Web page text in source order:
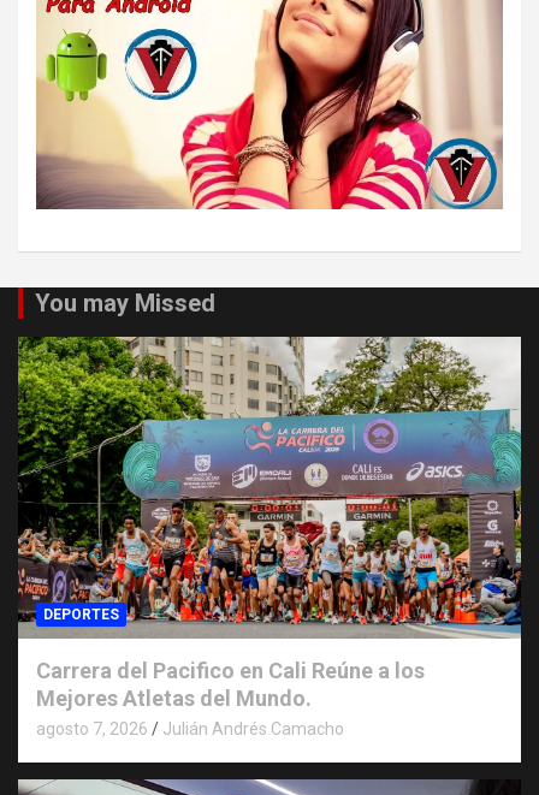
You may Missed
DEPORTES
Carrera del Pacifico en Cali Reúne a los
Mejores Atletas del Mundo.
agosto 7, 2026 Julián Andrés Camacho